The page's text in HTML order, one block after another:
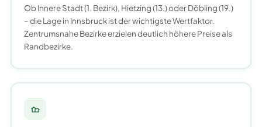
Ob Innere Stadt (1. Bezirk), Hietzing (13.) oder Döbling (19.)
– die Lage in Innsbruck ist der wichtigste Wertfaktor.
Zentrumsnahe Bezirke erzielen deutlich höhere Preise als
Randbezirke.